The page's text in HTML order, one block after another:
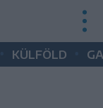
KÜLFÖLD